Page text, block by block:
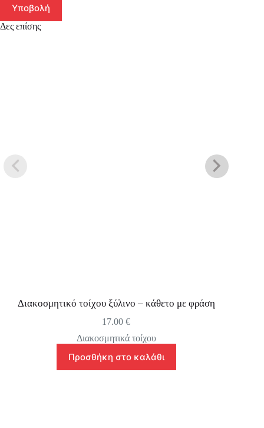
Υποβολή
Δες επίσης
Διακοσμητικό τοίχου ξύλινο – κάθετο με φράση
17.00€
Διακοσμητικά τοίχου
Προσθήκη στο καλάθι